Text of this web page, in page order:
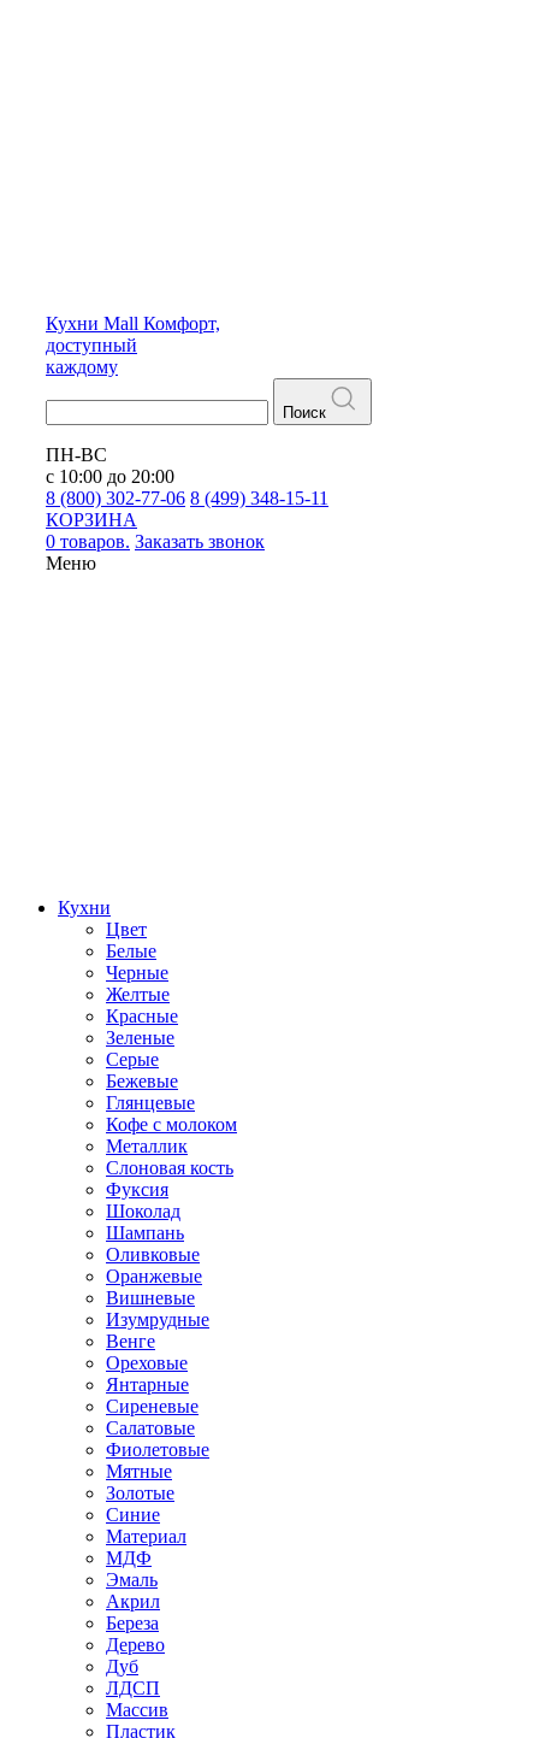
Кухни Mall Комфорт,
доступный
каждому
Поиск
ПН-ВС
с 10:00 до 20:00
8 (800) 302-77-06 8 (499) 348-15-11
КОРЗИНА
0 товаров. Заказать звонок
Меню
Кухни
Цвет
Белые
Черные
Желтые
Красные
Зеленые
Серые
Бежевые
Глянцевые
Кофе с молоком
Металлик
Слоновая кость
Фуксия
Шоколад
Шампань
Оливковые
Оранжевые
Вишневые
Изумрудные
Венге
Ореховые
Янтарные
Сиреневые
Салатовые
Фиолетовые
Мятные
Золотые
Синие
Материал
МДФ
Эмаль
Акрил
Береза
Дерево
Дуб
ЛДСП
Массив
Пластик